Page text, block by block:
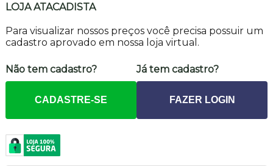
LOJA ATACADISTA
Para visualizar nossos preços você precisa possuir um
cadastro aprovado em nossa loja virtual.
Não tem cadastro?
CADASTRE-SE
Já tem cadastro?
FAZER LOGIN